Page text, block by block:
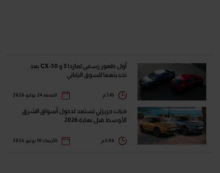
أول ظهور رسمي لمازدا 3 و CX-30 بعد
تحديثهما للسوق الياباني
الجمعة 24 يوليو 2026
فيات جريزلي تستعد لدخول أسواق الشرق
الأوسط قبل نهاية 2026
الأربعاء 10 يونيو 2026